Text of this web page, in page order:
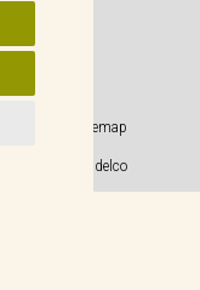
Sitemap
© 2026 Weidelco